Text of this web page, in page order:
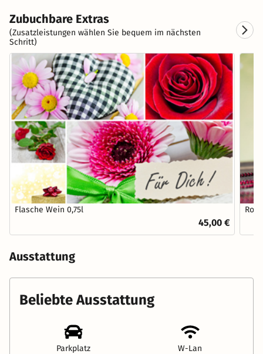
Zubuchbare Extras
(Zusatzleistungen wählen Sie bequem im nächsten
Schritt)
Flasche Wein 0,75l
45,00 €
Ausstattung
Beliebte Ausstattung
Parkplatz W-Lan